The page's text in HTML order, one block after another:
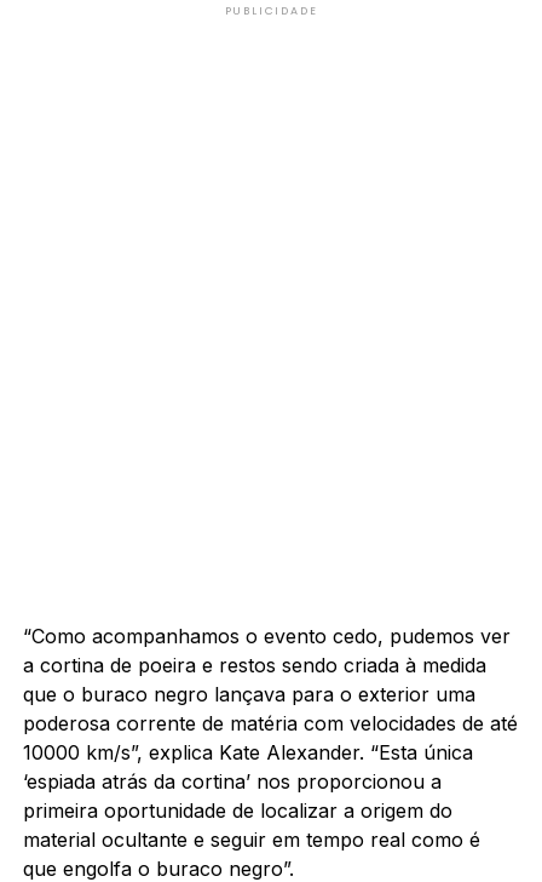
PUBLICIDADE
“Como acompanhamos o evento cedo, pudemos ver
a cortina de poeira e restos sendo criada à medida
que o buraco negro lançava para o exterior uma
poderosa corrente de matéria com velocidades de até
10000 km/s”, explica Kate Alexander. “Esta única
‘espiada atrás da cortina’ nos proporcionou a
primeira oportunidade de localizar a origem do
material ocultante e seguir em tempo real como é
que engolfa o buraco negro”.